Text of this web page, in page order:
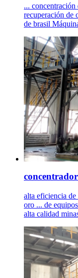
... concentración
recuperación de
de brasil
alta eficiencia
oro ... de
alta calidad